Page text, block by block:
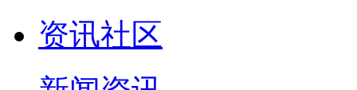
资讯社区